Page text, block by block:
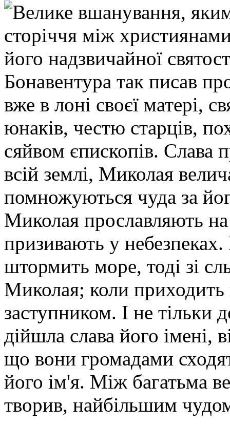
Велике вшанування,
сторіччя між
його надзвичайної
Бонавентура так писав
вже в лоні своєї матері,
юнаків, честю старців,
сяйвом єпископів. Слава
всій землі, Миколая
помножуються чуда за
Миколая прославляють
призивають у
штормить море, тоді зі
Миколая; коли
заступником. І не тільки
дійшла слава його імені,
що вони громадами
його ім'я. Між багатьма
творив, найбільшим